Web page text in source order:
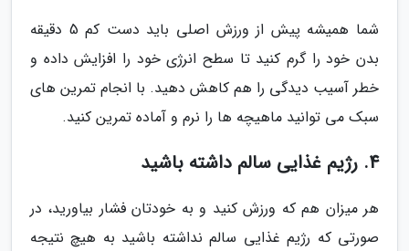
شما همیشه پیش از ورزش اصلی باید دست کم 5 دقیقه
بدن خود را گرم کنید تا سطح انرژی خود را افزایش داده و
خطر آسیب دیدگی را هم کاهش دهید. با انجام تمرین های
سبک می توانید ماهیچه ها را نرم و آماده تمرین کنید.
4. رژیم غذایی سالم داشته باشید
هر میزان هم که ورزش کنید و به خودتان فشار بیاورید، در
صورتی که رژیم غذایی سالم نداشته باشید به هیچ نتیجه